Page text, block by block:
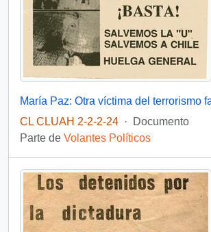
María Paz: Otra víctima del terrorismo
CL CLUAH 2-2-2-24 ·
Documento
Parte de Volantes Políticos